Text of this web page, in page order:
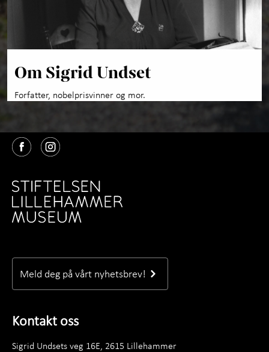
Om Sigrid Undset
Forfatter, nobelprisvinner og mor.
Meld deg på vårt nyhetsbrev!
Kontakt oss
Sigrid Undsets veg 16E, 2615 Lillehammer